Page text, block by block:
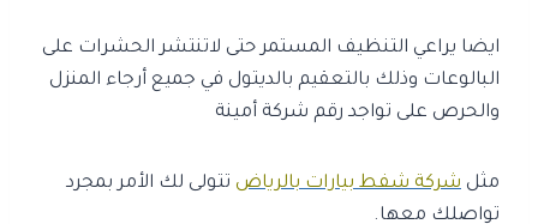
ايضا يراعي التنظيف المستمر حتى لاتنتشر الحشرات على
البالوعات وذلك بالتعقيم بالديتول في جميع أرجاء المنزل
والحرص على تواجد رقم شركة أمينة
مثل شركة شفط بيارات بالرياض تتولى لك الأمر بمجرد
تواصلك معها.